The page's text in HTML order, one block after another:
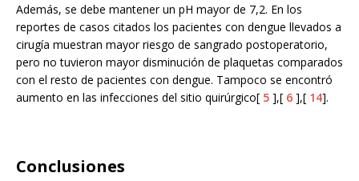
Además, se debe mantener un pH mayor de 7,2. En los
reportes de casos citados los pacientes con dengue llevados a
cirugía muestran mayor riesgo de sangrado postoperatorio,
pero no tuvieron mayor disminución de plaquetas comparados
con el resto de pacientes con dengue. Tampoco se encontró
aumento en las infecciones del sitio quirúrgico[ 5 ],[ 6 ],[ 14].
Conclusiones